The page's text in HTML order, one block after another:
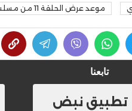
موعد عرض الحلقة 11 من مسلسل علي كلاي
تابعنا
تطبيق نبض